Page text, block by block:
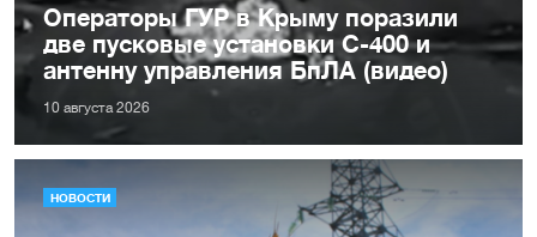
Операторы ГУР в Крыму поразили
две пусковые установки С-400 и
антенну управления БпЛА (видео)
10 августа 2026
НОВОСТИ